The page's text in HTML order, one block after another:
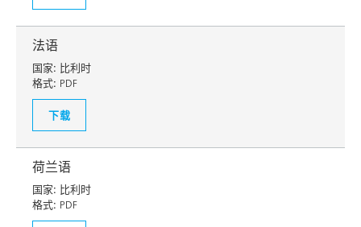
法语
国家: 比利时
格式: PDF
下载
荷兰语
国家: 比利时
格式: PDF